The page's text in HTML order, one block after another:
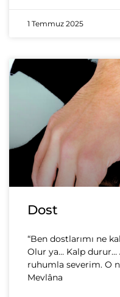
1 Temmuz 2025
Dost
“Ben dostlarımı ne
Olur ya… Kalp durur…
ruhumla severim. O
Mevlâna